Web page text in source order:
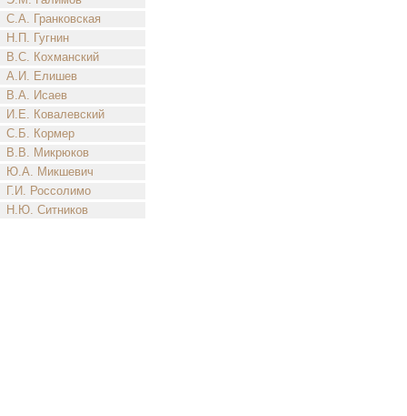
С.А. Гранковская
Н.П. Гугнин
В.С. Кохманский
А.И. Елишев
В.А. Исаев
И.Е. Ковалевский
С.Б. Кормер
В.В. Микрюков
Ю.А. Микшевич
Г.И. Россолимо
Н.Ю. Ситников